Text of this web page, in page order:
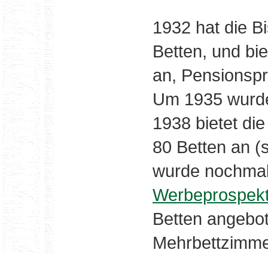
1932 hat die
Betten, und
an,
Um 1935
1938 bietet
80 Betten an
wurde
Betten